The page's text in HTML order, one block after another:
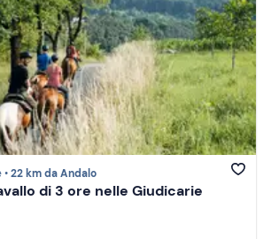
•22 km da Andalo
di 3 ore nelle Giudicarie